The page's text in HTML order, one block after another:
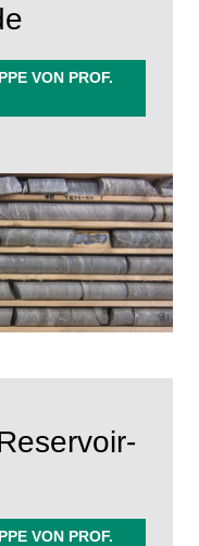
VON PROF.
VON PROF.